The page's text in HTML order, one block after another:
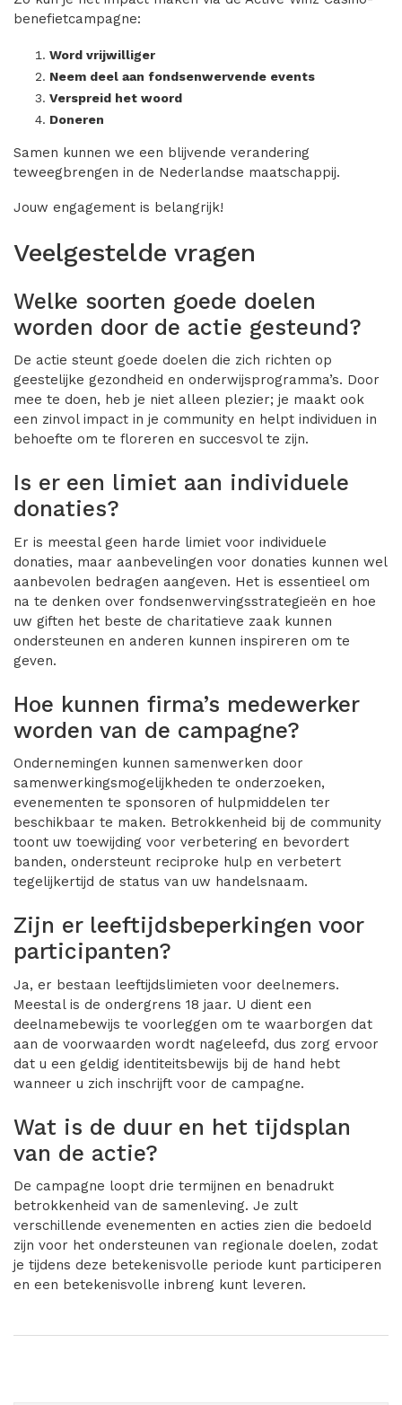
benefietcampagne:
Word vrijwilliger
Neem deel aan fondsenwervende events
Verspreid het woord
Doneren
Samen kunnen we een blijvende verandering
teweegbrengen in de Nederlandse maatschappij.
Jouw engagement is belangrijk!
Veelgestelde vragen
Welke soorten goede doelen
worden door de actie gesteund?
De actie steunt goede doelen die zich richten op
geestelijke gezondheid en onderwijsprogramma’s. Door
mee te doen, heb je niet alleen plezier; je maakt ook
een zinvol impact in je community en helpt individuen in
behoefte om te floreren en succesvol te zijn.
Is er een limiet aan individuele
donaties?
Er is meestal geen harde limiet voor individuele
donaties, maar aanbevelingen voor donaties kunnen wel
aanbevolen bedragen aangeven. Het is essentieel om
na te denken over fondsenwervingsstrategieën en hoe
uw giften het beste de charitatieve zaak kunnen
ondersteunen en anderen kunnen inspireren om te
geven.
Hoe kunnen firma’s medewerker
worden van de campagne?
Ondernemingen kunnen samenwerken door
samenwerkingsmogelijkheden te onderzoeken,
evenementen te sponsoren of hulpmiddelen ter
beschikbaar te maken. Betrokkenheid bij de community
toont uw toewijding voor verbetering en bevordert
banden, ondersteunt reciproke hulp en verbetert
tegelijkertijd de status van uw handelsnaam.
Zijn er leeftijdsbeperkingen voor
participanten?
Ja, er bestaan leeftijdslimieten voor deelnemers.
Meestal is de ondergrens 18 jaar. U dient een
deelnamebewijs te voorleggen om te waarborgen dat
aan de voorwaarden wordt nageleefd, dus zorg ervoor
dat u een geldig identiteitsbewijs bij de hand hebt
wanneer u zich inschrijft voor de campagne.
Wat is de duur en het tijdsplan
van de actie?
De campagne loopt drie termijnen en benadrukt
betrokkenheid van de samenleving. Je zult
verschillende evenementen en acties zien die bedoeld
zijn voor het ondersteunen van regionale doelen, zodat
je tijdens deze betekenisvolle periode kunt participeren
en een betekenisvolle inbreng kunt leveren.